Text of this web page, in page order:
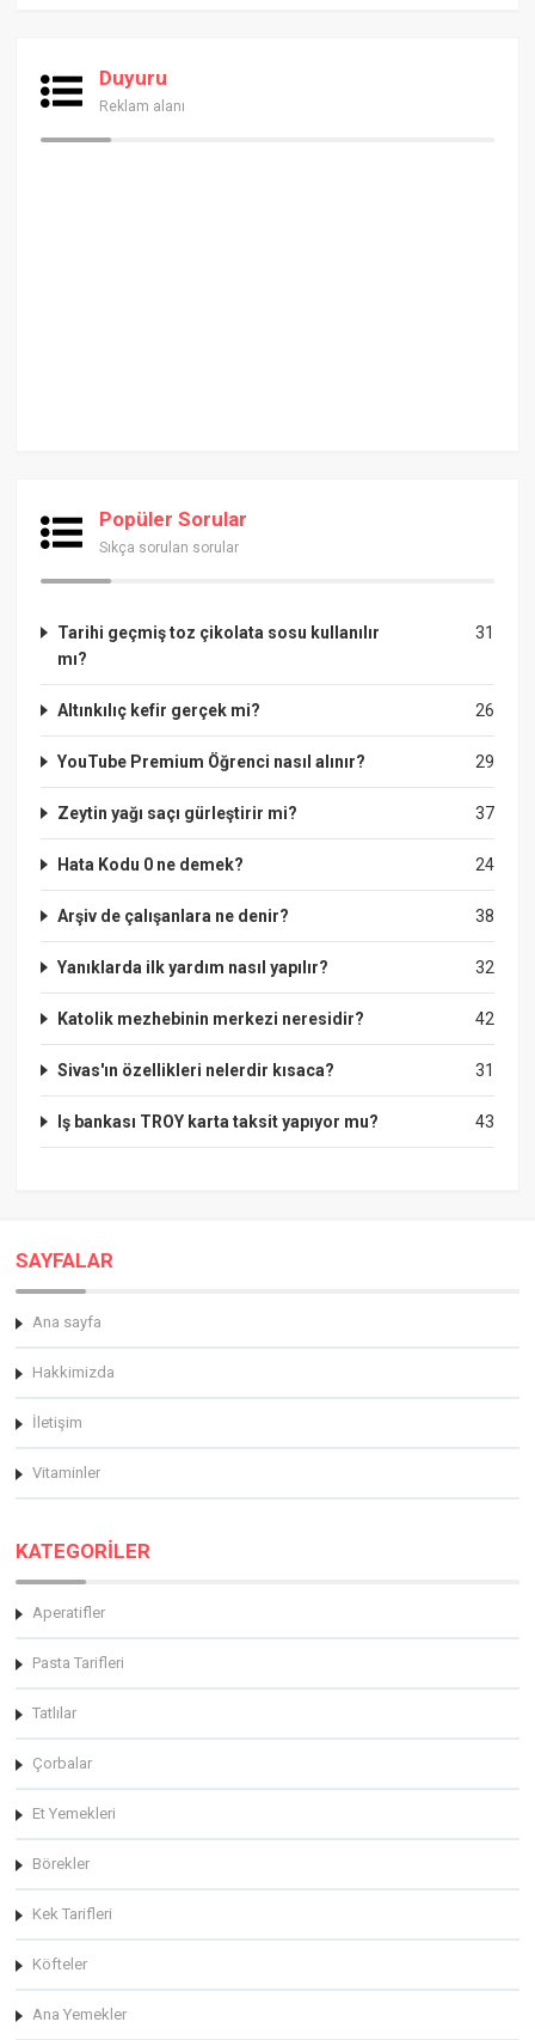
Duyuru
Reklam alanı
Popüler Sorular
Sıkça sorulan sorular
31
Tarihi geçmiş toz çikolata sosu kullanılır
mı?
26
Altınkılıç kefir gerçek mi?
29
YouTube Premium Öğrenci nasıl alınır?
37
Zeytin yağı saçı gürleştirir mi?
24
Hata Kodu 0 ne demek?
38
Arşiv de çalışanlara ne denir?
32
Yanıklarda ilk yardım nasıl yapılır?
42
Katolik mezhebinin merkezi neresidir?
31
Sivas'ın özellikleri nelerdir kısaca?
43
Iş bankası TROY karta taksit yapıyor mu?
SAYFALAR
Ana sayfa
Hakkimizda
İletişim
Vitaminler
KATEGORİLER
Aperatifler
Pasta Tarifleri
Tatlılar
Çorbalar
Et Yemekleri
Börekler
Kek Tarifleri
Köfteler
Ana Yemekler